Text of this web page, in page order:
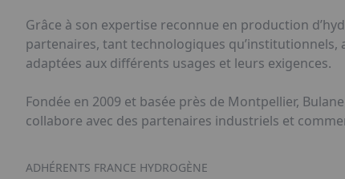
Grâce à son expertise reconnue en production
partenaires, tant technologiques qu’institutionnels,
adaptées aux différents usages et leurs exigences.
Fondée en 2009 et basée près de Montpellier,
collabore avec des partenaires industriels et
ADHÉRENTS FRANCE HYDROGÈNE